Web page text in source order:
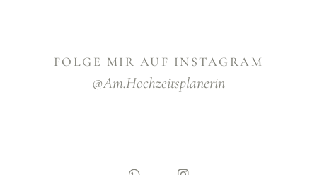
FOLGE MIR AUF INSTAGRAM
@am.hochzeitsplanerin